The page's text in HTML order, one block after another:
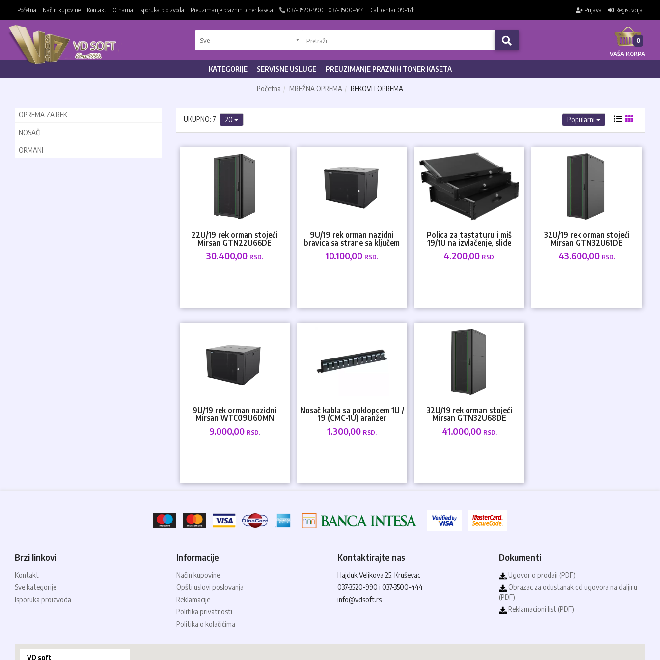
Početna Način kupovine Kontakt O nama Isporuka proizvoda Preuzimanje praznih toner kaseta 037-3520-990 i 037-3500-444 Call centar 09-17h Prijava Registracija
VAŠA KORPA
0
KATEGORIJE SERVISNE USLUGE PREUZIMANJE PRAZNIH TONER KASETA
Početna MREŽNA OPREMA REKOVI I OPREMA
OPREMA ZA REK
NOSAČI
ORMANI
UKUPNO: 7 20 Popularni
22U/19 rek orman stojeći
Mirsan GTN22U66DE
30.400,00 RSD.
9U/19 rek orman nazidni
bravica sa strane sa ključem
10.100,00 RSD.
Polica za tastaturu i miš
19/1U na izvlačenje, slide
4.200,00 RSD.
32U/19 rek orman stojeći
Mirsan GTN32U61DE
43.600,00 RSD.
9U/19 rek orman nazidni
Mirsan WTC09U60MN
9.000,00 RSD.
Nosač kabla sa poklopcem 1U /
19 (CMC-1U) aranžer
1.300,00 RSD.
32U/19 rek orman stojeći
Mirsan GTN32U68DE
41.000,00 RSD.
Brzi linkovi
Kontakt
Sve kategorije
Isporuka proizvoda
Informacije
Način kupovine
Opšti uslovi poslovanja
Reklamacije
Politika privatnosti
Politika o kolačićima
Kontaktirajte nas
Hajduk Veljkova 25, Kruševac
037-3520-990 i 037-3500-444
info@vdsoft.rs
Dokumenti
Ugovor o prodaji (PDF)
Obrazac za odustanak od ugovora na daljinu
(PDF)
Reklamacioni list (PDF)
VD soft